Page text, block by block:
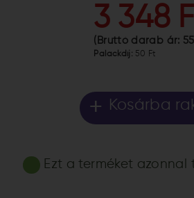
3 348
(Bruttó darab ár:
Palackdíj: 50 Ft
+ Kosárba
Ezt a terméket azonnal